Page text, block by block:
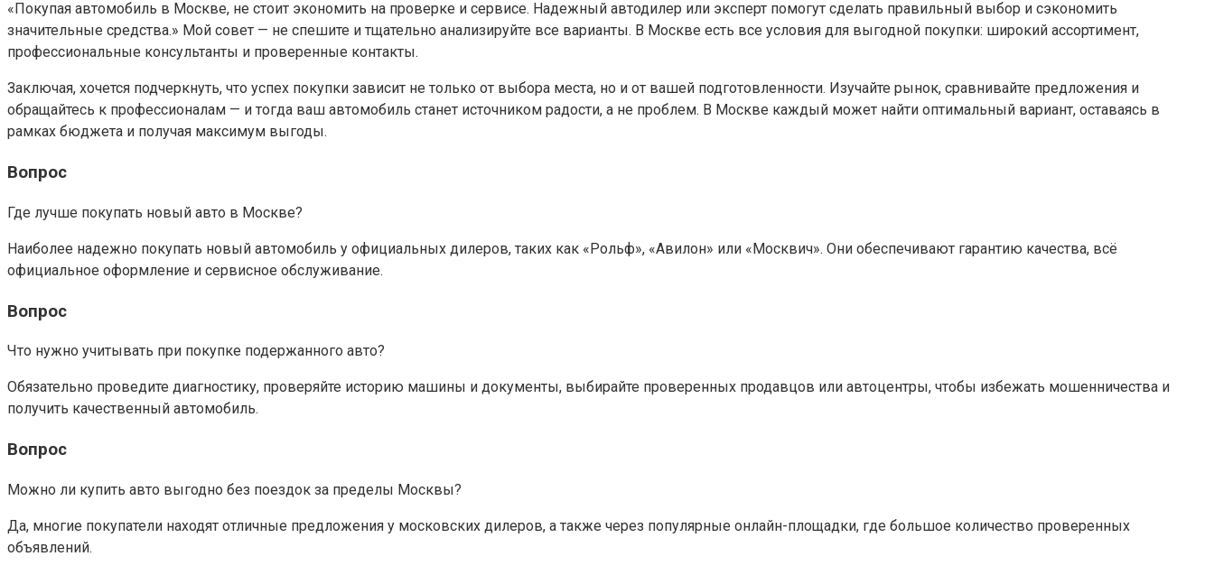
«Покупая автомобиль в Москве, не стоит экономить на проверке и сервисе. Надежный автодилер или эксперт помогут сделать правильный выбор и сэкономить
значительные средства.» Мой совет — не спешите и тщательно анализируйте все варианты. В Москве есть все условия для выгодной покупки: широкий ассортимент,
профессиональные консультанты и проверенные контакты.
Заключая, хочется подчеркнуть, что успех покупки зависит не только от выбора места, но и от вашей подготовленности. Изучайте рынок, сравнивайте предложения и
обращайтесь к профессионалам — и тогда ваш автомобиль станет источником радости, а не проблем. В Москве каждый может найти оптимальный вариант, оставаясь в
рамках бюджета и получая максимум выгоды.
Вопрос
Где лучше покупать новый авто в Москве?
Наиболее надежно покупать новый автомобиль у официальных дилеров, таких как «Рольф», «Авилон» или «Москвич». Они обеспечивают гарантию качества, всё
официальное оформление и сервисное обслуживание.
Вопрос
Что нужно учитывать при покупке подержанного авто?
Обязательно проведите диагностику, проверяйте историю машины и документы, выбирайте проверенных продавцов или автоцентры, чтобы избежать мошенничества и
получить качественный автомобиль.
Вопрос
Можно ли купить авто выгодно без поездок за пределы Москвы?
Да, многие покупатели находят отличные предложения у московских дилеров, а также через популярные онлайн-площадки, где большое количество проверенных
объявлений.